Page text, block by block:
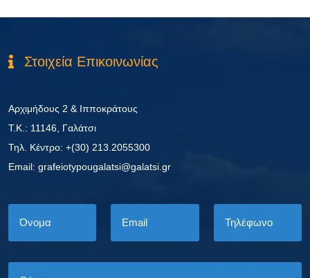
Στοιχεία Επικοινωνίας
Αρχιμήδους 2 & Ιπποκράτους
Τ.Κ.: 11146, Γαλάτσι
Τηλ. Κέντρο: +(30) 213.2055300
Εmail: grafeiotypougalatsi@galatsi.gr